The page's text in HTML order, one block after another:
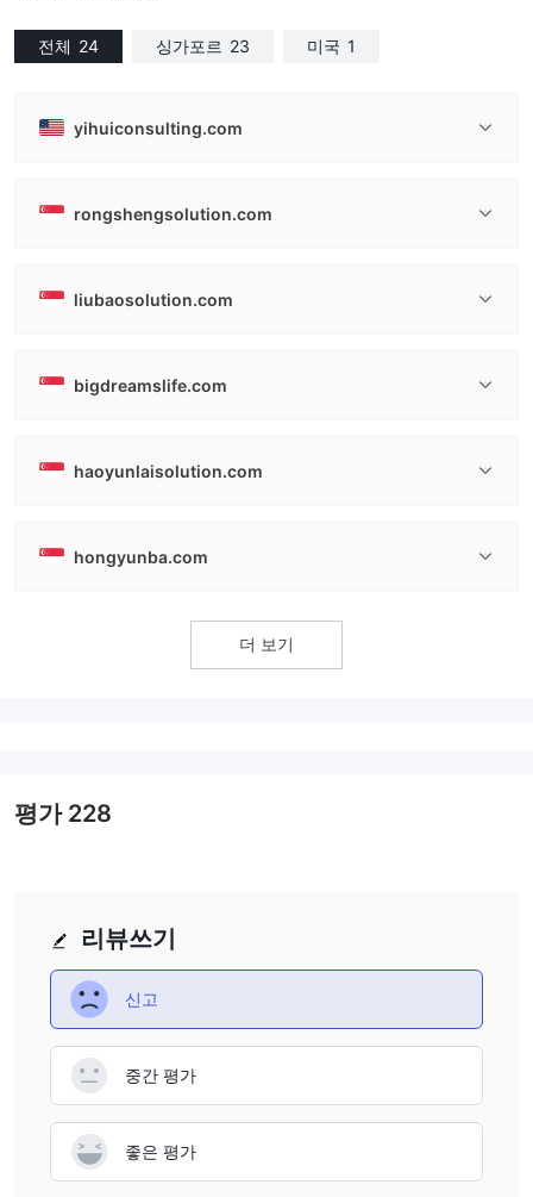
전체 24 싱가포르 23 미국 1
yihuiconsulting.com
rongshengsolution.com
liubaosolution.com
bigdreamslife.com
haoyunlaisolution.com
hongyunba.com
더 보기
리뷰쓰기
신고
중간 평가
좋은 평가
평가228